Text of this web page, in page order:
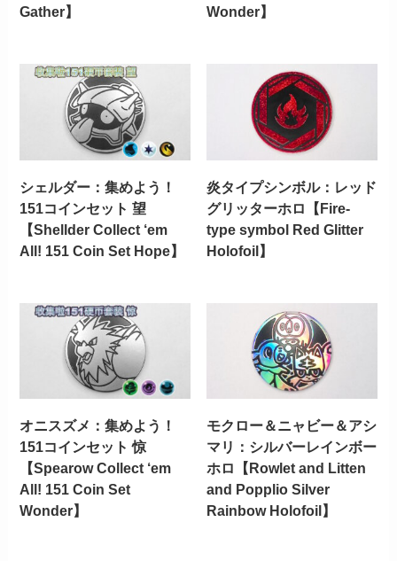
Gather】
Wonder】
シェルダー：集めよう！
151コインセット 望
【Shellder Collect ‘em
All! 151 Coin Set Hope】
炎タイプシンボル：レッド
グリッターホロ【Fire-
type symbol Red Glitter
Holofoil】
オニスズメ：集めよう！
151コインセット 惊
【Spearow Collect ‘em
All! 151 Coin Set
Wonder】
モクロー＆ニャビー＆アシ
マリ：シルバーレインボー
ホロ【Rowlet and Litten
and Popplio Silver
Rainbow Holofoil】